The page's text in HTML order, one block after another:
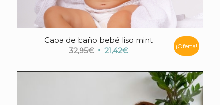
Capa de baño bebé liso mint
32,95€ El
original
21,42€El
actual
¡Oferta!